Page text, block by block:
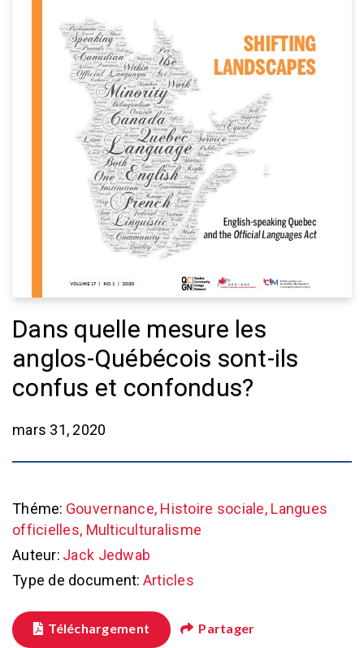
Dans quelle mesure les
anglos-Québécois sont-ils
confus et confondus?
mars 31, 2020
Théme: Gouvernance, Histoire sociale, Langues
officielles, Multiculturalisme
Auteur: Jack Jedwab
Type de document: Articles
Téléchargement Partager